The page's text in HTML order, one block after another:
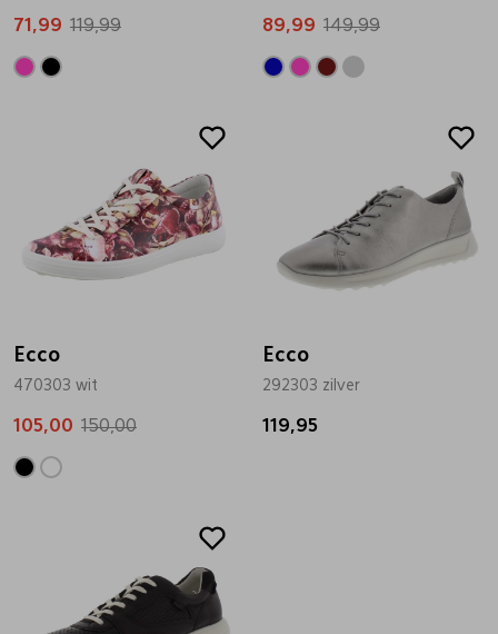
71,99 119,99 89,99 149,99
Ecco
470303 wit
105,00 150,00
Ecco
292303 zilver
119,95